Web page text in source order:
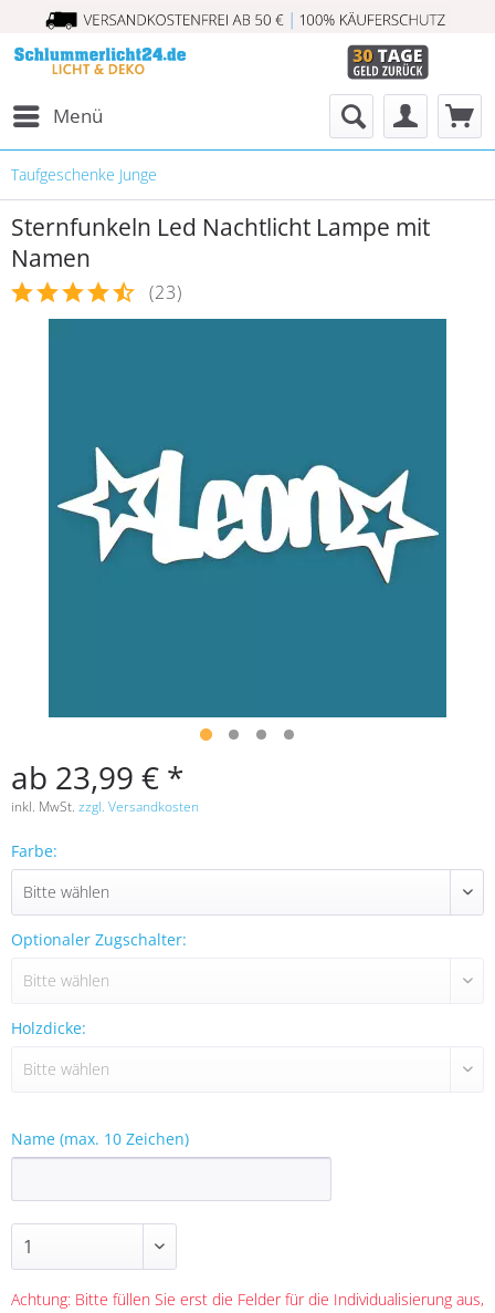
Menü
Taufgeschenke Junge
Sternfunkeln Led Nachtlicht Lampe mit
Namen
(23)
ab 23,99 € *
inkl. MwSt. zzgl. Versandkosten
Farbe:
Optionaler Zugschalter:
Holzdicke:
Name (max. 10 Zeichen)
Achtung: Bitte füllen Sie erst die Felder für die Individualisierung aus,